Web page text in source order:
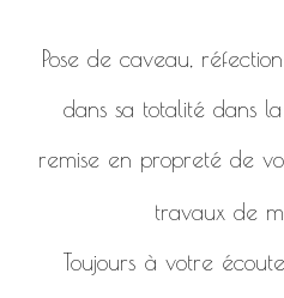
Pose de caveau,
dans sa totalité dans
remise en propreté de
travaux de
Toujours à votre